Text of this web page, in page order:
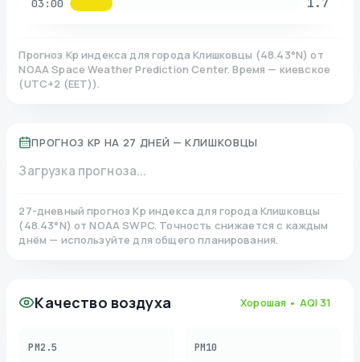
03:00
Прогноз Kp индекса для города Клишковцы (48.43°N)от
NOAA Space Weather Prediction Center. Время — киевское
(UTC+2 (EET)).
ПРОГНОЗ KP НА 27 ДНЕЙ — КЛИШКОВЦЫ
Загрузка прогноза...
27-дневный прогноз Kp индекса для города Клишковцы
(48.43°N)от NOAA SWPC. Точность снижается с каждым
днём — используйте для общего планирования.
Качество воздуха Хорошая • AQI 31
PM2.5 PM10